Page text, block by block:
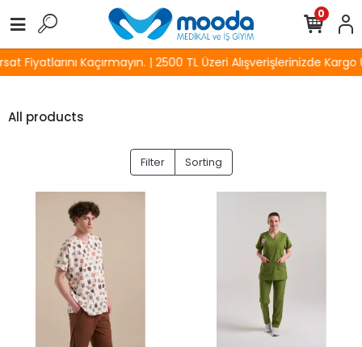
Fiyatlarını Kaçırmayın. | 2500 TL Üzeri Alışverişlerinizde Kargo
0
All products
Filter Sorting